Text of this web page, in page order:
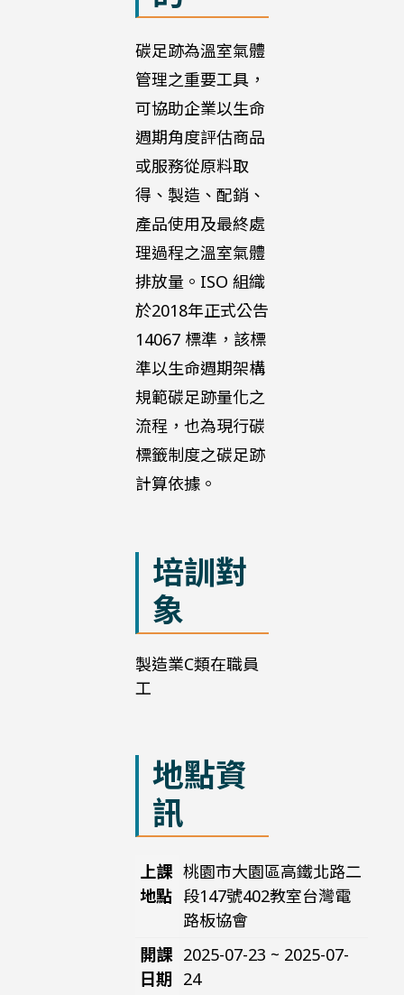
碳足跡為溫室氣體
管理之重要工具，
可協助企業以生命
週期角度評估商品
或服務從原料取
得、製造、配銷、
產品使用及最終處
理過程之溫室氣體
排放量。ISO 組織
於2018年正式公告
14067 標準，該標
準以生命週期架構
規範碳足跡量化之
流程，也為現行碳
標籤制度之碳足跡
計算依據。
培訓對
象
製造業C類在職員
工
地點資
訊
上課
地點
桃園市大園區高鐵北路二
段147號402教室台灣電
路板協會
開課
日期
2025-07-23 ~ 2025-07-
24